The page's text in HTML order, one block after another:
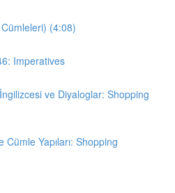
(4:08)
Imperatives
ve Diyaloglar: Shopping
Yapıları: Shopping